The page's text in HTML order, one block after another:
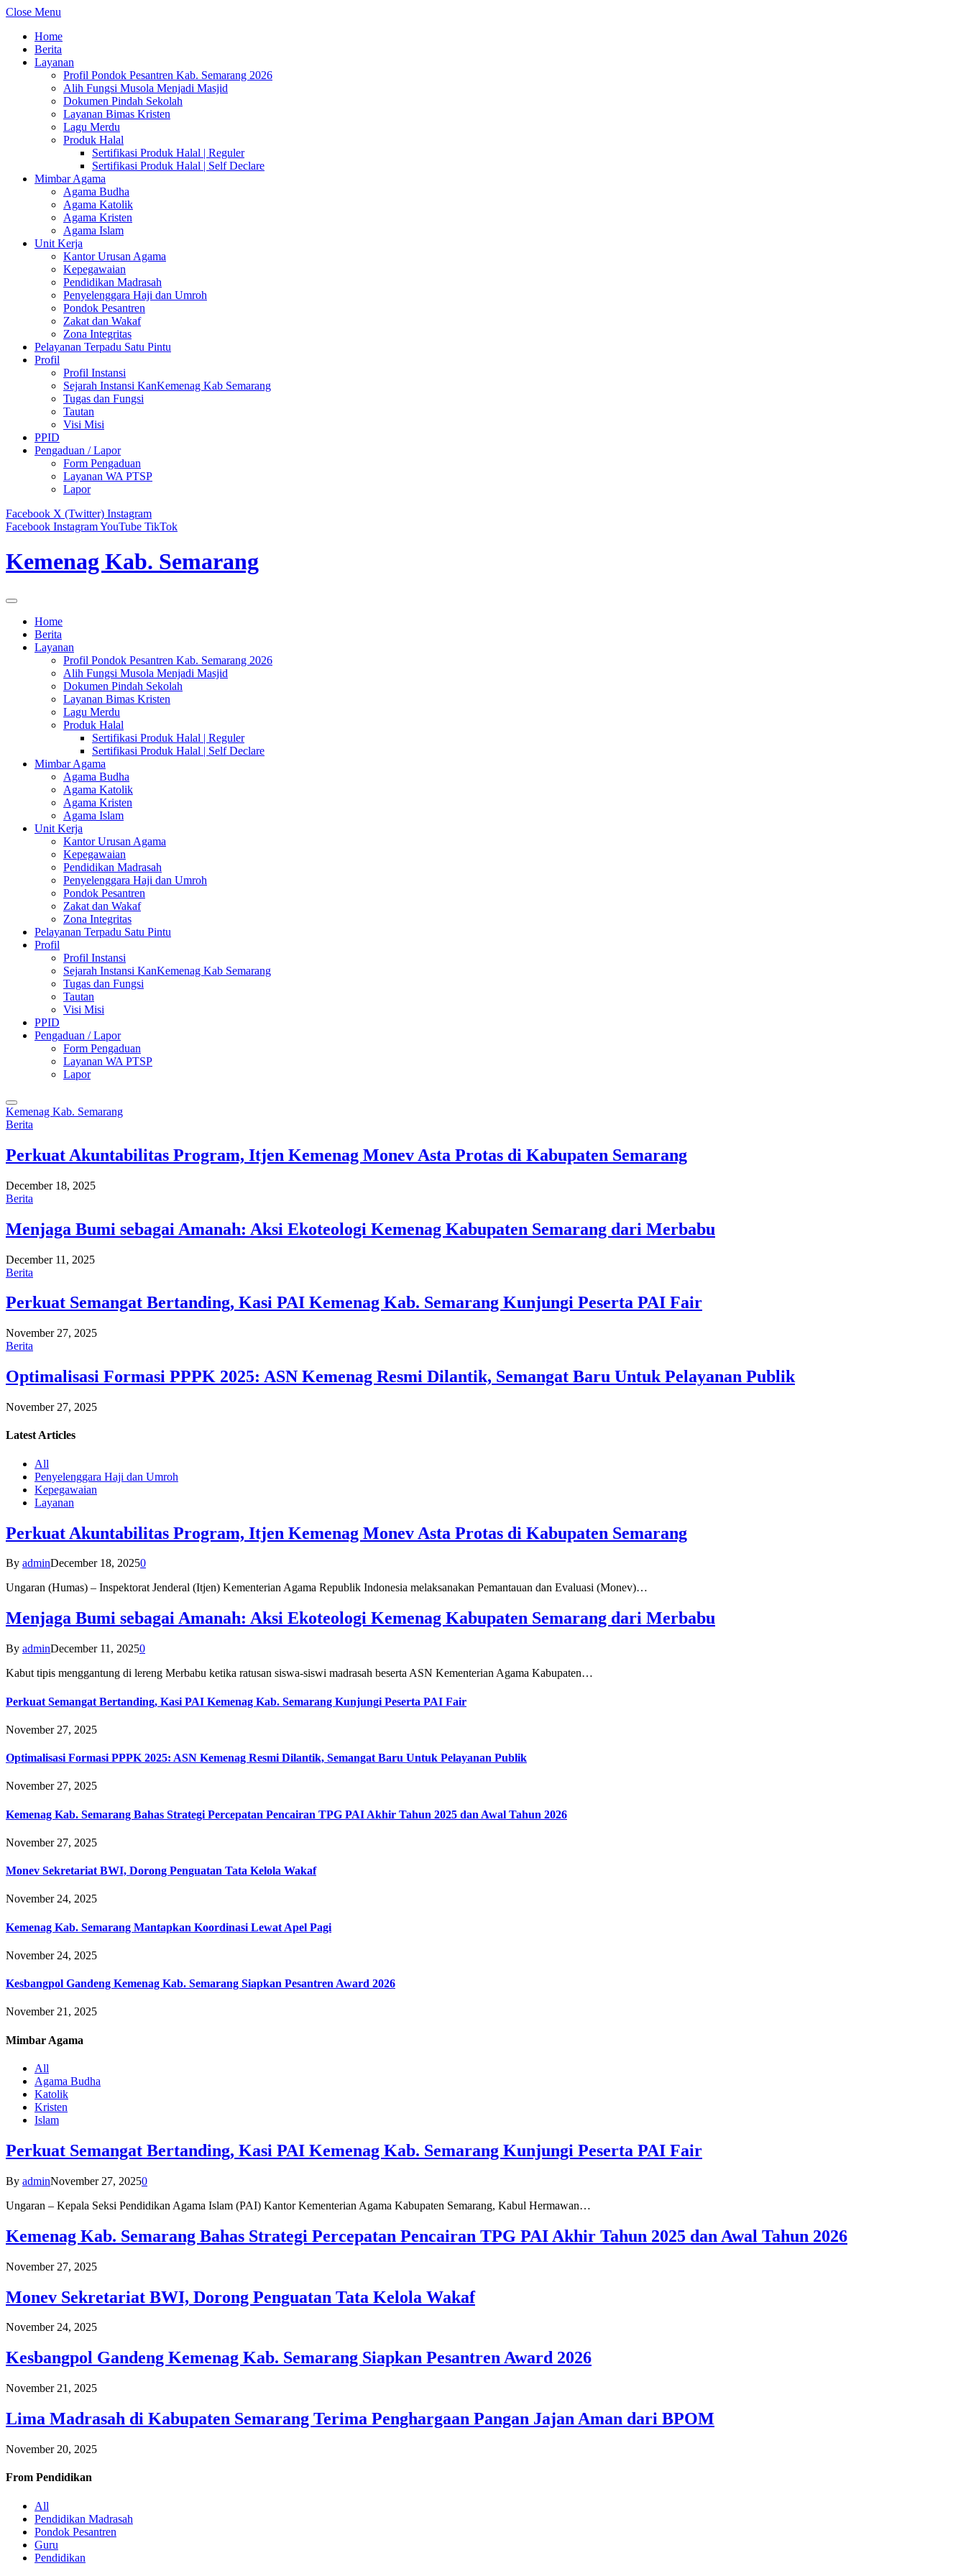
Close Menu
Home
Berita
Layanan
Profil Pondok Pesantren Kab. Semarang 2026
Alih Fungsi Musola Menjadi Masjid
Dokumen Pindah Sekolah
Layanan Bimas Kristen
Lagu Merdu
Produk Halal
Sertifikasi Produk Halal | Reguler
Sertifikasi Produk Halal | Self Declare
Mimbar Agama
Agama Budha
Agama Katolik
Agama Kristen
Agama Islam
Unit Kerja
Kantor Urusan Agama
Kepegawaian
Pendidikan Madrasah
Penyelenggara Haji dan Umroh
Pondok Pesantren
Zakat dan Wakaf
Zona Integritas
Pelayanan Terpadu Satu Pintu
Profil
Profil Instansi
Sejarah Instansi KanKemenag Kab Semarang
Tugas dan Fungsi
Tautan
Visi Misi
PPID
Pengaduan / Lapor
Form Pengaduan
Layanan WA PTSP
Lapor
Facebook X (Twitter) Instagram
Facebook InstagramYouTube TikTok
Kemenag Kab. Semarang
Home
Berita
Layanan
Profil Pondok Pesantren Kab. Semarang 2026
Alih Fungsi Musola Menjadi Masjid
Dokumen Pindah Sekolah
Layanan Bimas Kristen
Lagu Merdu
Produk Halal
Sertifikasi Produk Halal | Reguler
Sertifikasi Produk Halal | Self Declare
Mimbar Agama
Agama Budha
Agama Katolik
Agama Kristen
Agama Islam
Unit Kerja
Kantor Urusan Agama
Kepegawaian
Pendidikan Madrasah
Penyelenggara Haji dan Umroh
Pondok Pesantren
Zakat dan Wakaf
Zona Integritas
Pelayanan Terpadu Satu Pintu
Profil
Profil Instansi
Sejarah Instansi KanKemenag Kab Semarang
Tugas dan Fungsi
Tautan
Visi Misi
PPID
Pengaduan / Lapor
Form Pengaduan
Layanan WA PTSP
Lapor
Kemenag Kab. Semarang
Berita
Perkuat Akuntabilitas Program, Itjen Kemenag Monev Asta Protas di Kabupaten Semarang
December 18, 2025
Berita
Menjaga Bumi sebagai Amanah: Aksi Ekoteologi Kemenag Kabupaten Semarang dari Merbabu
December 11, 2025
Berita
Perkuat Semangat Bertanding, Kasi PAI Kemenag Kab. Semarang Kunjungi Peserta PAI Fair
November 27, 2025
Berita
Optimalisasi Formasi PPPK 2025: ASN Kemenag Resmi Dilantik, Semangat Baru Untuk Pelayanan Publik
November 27, 2025
Latest Articles
All
Penyelenggara Haji dan Umroh
Kepegawaian
Layanan
Perkuat Akuntabilitas Program, Itjen Kemenag Monev Asta Protas di Kabupaten Semarang
By adminDecember 18, 20250
Ungaran (Humas) – Inspektorat Jenderal (Itjen) Kementerian Agama Republik Indonesia melaksanakan Pemantauan dan Evaluasi (Monev)…
Menjaga Bumi sebagai Amanah: Aksi Ekoteologi Kemenag Kabupaten Semarang dari Merbabu
By adminDecember 11, 20250
Kabut tipis menggantung di lereng Merbabu ketika ratusan siswa-siswi madrasah beserta ASN Kementerian Agama Kabupaten…
Perkuat Semangat Bertanding, Kasi PAI Kemenag Kab. Semarang Kunjungi Peserta PAI Fair
November 27, 2025
Optimalisasi Formasi PPPK 2025: ASN Kemenag Resmi Dilantik, Semangat Baru Untuk Pelayanan Publik
November 27, 2025
Kemenag Kab. Semarang Bahas Strategi Percepatan Pencairan TPG PAI Akhir Tahun 2025 dan Awal Tahun 2026
November 27, 2025
Monev Sekretariat BWI, Dorong Penguatan Tata Kelola Wakaf
November 24, 2025
Kemenag Kab. Semarang Mantapkan Koordinasi Lewat Apel Pagi
November 24, 2025
Kesbangpol Gandeng Kemenag Kab. Semarang Siapkan Pesantren Award 2026
November 21, 2025
Mimbar Agama
All
Agama Budha
Katolik
Kristen
Islam
Perkuat Semangat Bertanding, Kasi PAI Kemenag Kab. Semarang Kunjungi Peserta PAI Fair
By adminNovember 27, 20250
Ungaran – Kepala Seksi Pendidikan Agama Islam (PAI) Kantor Kementerian Agama Kabupaten Semarang, Kabul Hermawan…
Kemenag Kab. Semarang Bahas Strategi Percepatan Pencairan TPG PAI Akhir Tahun 2025 dan Awal Tahun 2026
November 27, 2025
Monev Sekretariat BWI, Dorong Penguatan Tata Kelola Wakaf
November 24, 2025
Kesbangpol Gandeng Kemenag Kab. Semarang Siapkan Pesantren Award 2026
November 21, 2025
Lima Madrasah di Kabupaten Semarang Terima Penghargaan Pangan Jajan Aman dari BPOM
November 20, 2025
From Pendidikan
All
Pendidikan Madrasah
Pondok Pesantren
Guru
Pendidikan